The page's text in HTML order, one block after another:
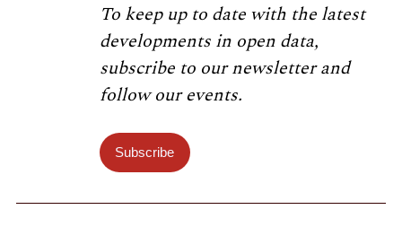
To keep up to date with the latest
developments in open data,
subscribe to our newsletter and
follow our events.
Subscribe